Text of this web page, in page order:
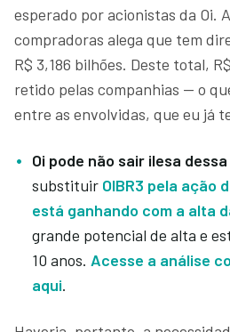
esperado por acionistas da Oi.
compradoras alega que tem
R$ 3,186 bilhões. Deste total,
retido pelas companhias — o
entre as envolvidas, que eu já
Oi pode não sair ilesa dessa
substituir OIBR3 pela ação
está ganhando com a alta
grande potencial de alta e
10 anos. Acesse a análise
aqui.